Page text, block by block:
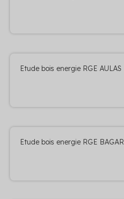
Etude bois energie RGE AULAS
Etude bois energie RGE